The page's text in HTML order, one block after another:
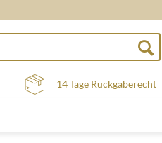
14 Tage Rückgaberecht